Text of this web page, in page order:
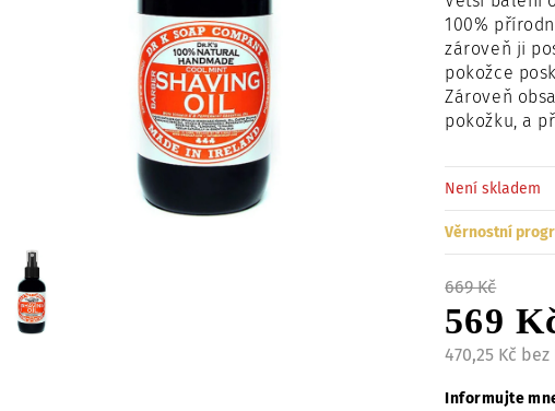
100%
zároveň ji
pokožce
Zároveň
pokožku, a
Není skladem
Věrnostní
669 Kč
569
470,25 Kč bez
Informujte